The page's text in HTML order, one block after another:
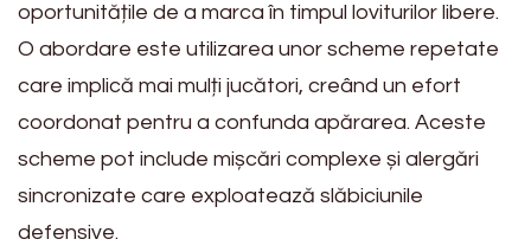
oportunitățile de a marca în timpul loviturilor libere.
O abordare este utilizarea unor scheme repetate
care implică mai mulți jucători, creând un efort
coordonat pentru a confunda apărarea. Aceste
scheme pot include mișcări complexe și alergări
sincronizate care exploatează slăbiciunile
defensive.